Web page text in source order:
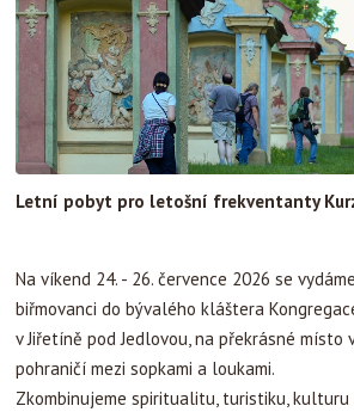
Letní pobyt pro letošní frekventanty
Na víkend 24. - 26. července 2026 se
biřmovanci do bývalého kláštera
v Jiřetíně pod Jedlovou, na překrásné místo
pohraničí mezi sopkami a loukami.
Zkombinujeme spiritualitu, turistiku, kulturu